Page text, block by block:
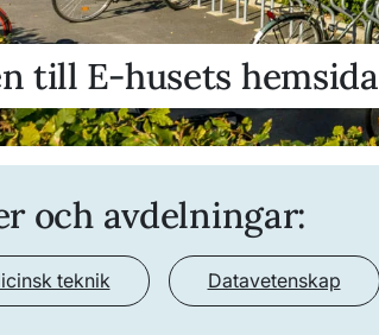
till E-husets hemsida
och avdelningar:
teknik Datavetenskap